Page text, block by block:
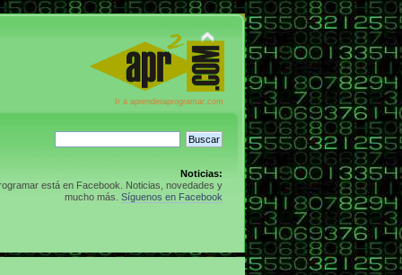
Ir a aprenderaprogramar.com
Noticias:
está en Facebook. Noticias, novedades y
mucho más. Síguenos en Facebook